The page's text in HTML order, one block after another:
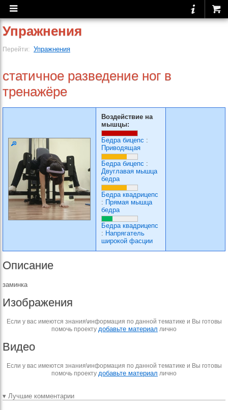
Упражнения
Перейти: Упражнения
статичное разведение ног в
тренажёре
Воздействие на
мышцы:
Бедра бицепс :
Приводящая
Бедра бицепс :
Двуглавая мышца
бедра
Бедра квадрицепс
: Прямая мышца
бедра
Бедра квадрицепс
: Напрягатель
широкой фасции
Описание
заминка
Изображения
Если у вас имеются знания\информация по данной тематике и Вы готовы
помочь проекту добавьте материал лично
Видео
Если у вас имеются знания\информация по данной тематике и Вы готовы
помочь проекту добавьте материал лично
▾ Лучшие комментарии